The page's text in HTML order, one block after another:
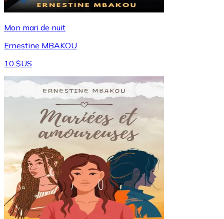
Mon mari de nuit
Ernestine MBAKOU
10 $US